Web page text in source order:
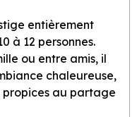
entièrement
à 12 personnes.
ou entre amis, il
chaleureuse,
au partage